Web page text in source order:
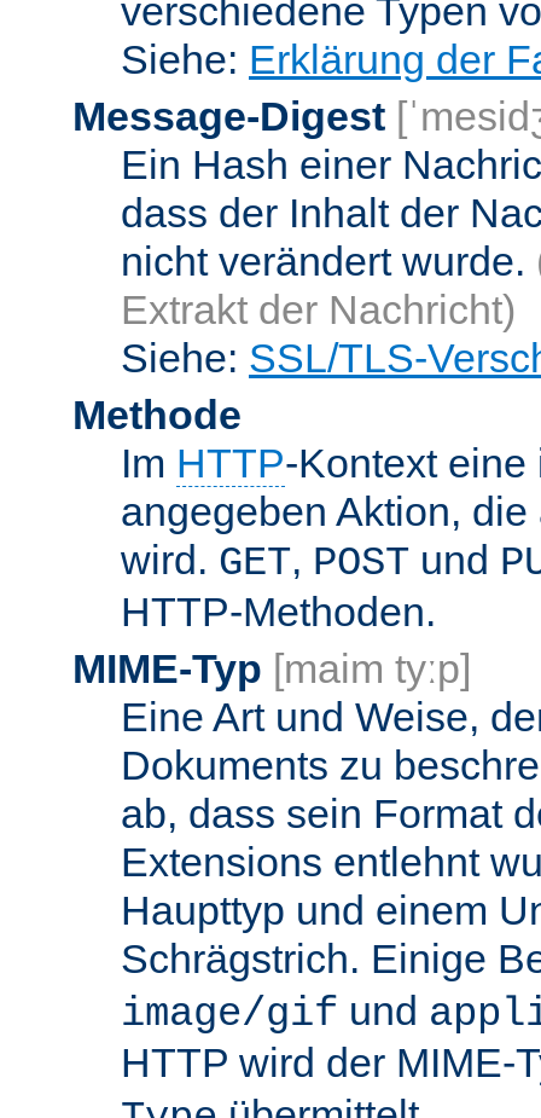
verschiedene Typen
Siehe: Erklärung der
Message-Digest
Ein Hash einer
dass der Inhalt der
nicht verändert wurde.
Extrakt der Nachricht)
Siehe: SSL/TLS-
Methode
Im HTTP-Kontext eine
angegeben Aktion,
wird. GET, POST und
HTTP-Methoden.
MIME-Typ [maim tyːp]
Eine Art und Weise,
Dokuments zu
ab, dass sein Format
Extensions entlehnt
Haupttyp und einem
Schrägstrich. Einige
image/gif und
HTTP wird der MIME-